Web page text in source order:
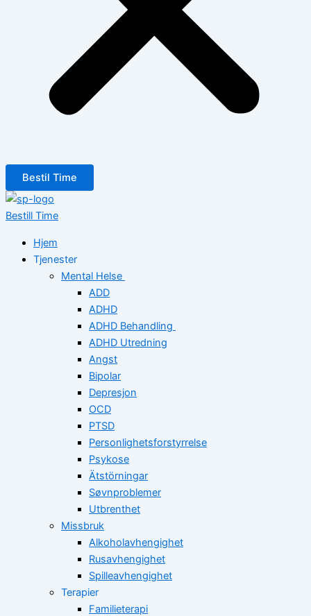
Bestil Time
Bestill Time
Hjem
Tjenester
Mental Helse
ADD
ADHD
ADHD Behandling
ADHD Utredning
Angst
Bipolar
Depresjon
OCD
PTSD
Personlighetsforstyrrelse
Psykose
Ätstörningar
Søvnproblemer
Utbrenthet
Missbruk
Alkoholavhengighet
Rusavhengighet
Spilleavhengighet
Terapier
Familieterapi